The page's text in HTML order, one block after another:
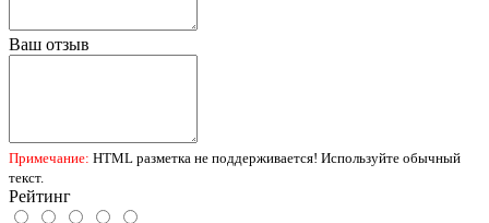
Ваш отзыв
Примечание: HTML разметка не поддерживается! Используйте обычный
текст.
Рейтинг